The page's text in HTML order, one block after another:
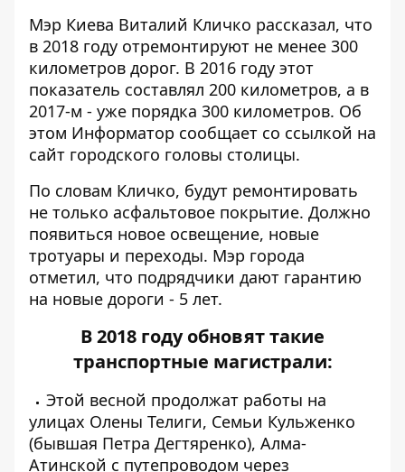
Мэр Киева Виталий Кличко рассказал, что
в 2018 году отремонтируют не менее 300
километров дорог. В 2016 году этот
показатель составлял 200 километров, а в
2017-м - уже порядка 300 километров. Об
этом Информатор сообщает со ссылкой на
сайт городского головы столицы.
По словам Кличко, будут ремонтировать
не только асфальтовое покрытие. Должно
появиться новое освещение, новые
тротуары и переходы. Мэр города
отметил, что подрядчики дают гарантию
на новые дороги - 5 лет.
В 2018 году обновят такие
транспортные магистрали:
Этой весной продолжат работы на
улицах Олены Телиги, Семьи Кульженко
(бывшая Петра Дегтяренко), Алма-
Атинской с путепроводом через